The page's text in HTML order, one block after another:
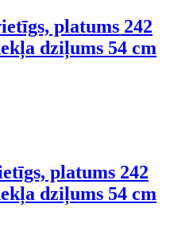
platums 242
dziļums 54 cm
platums 242
dziļums 54 cm